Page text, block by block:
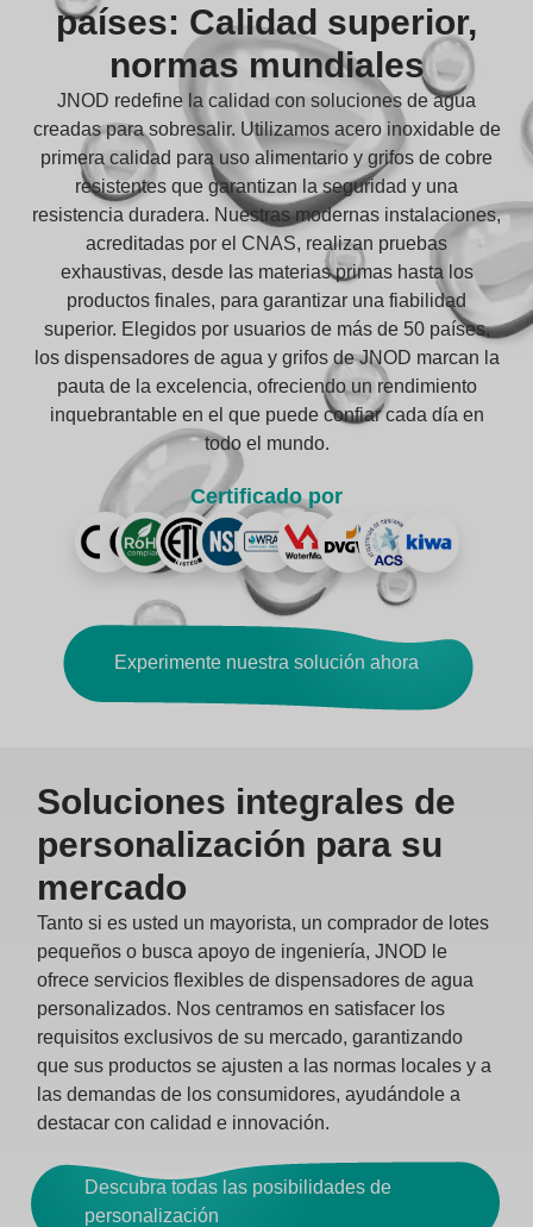
países: Calidad superior,
normas mundiales
JNOD redefine la calidad con soluciones de agua
creadas para sobresalir. Utilizamos acero inoxidable de
primera calidad para uso alimentario y grifos de cobre
resistentes que garantizan la seguridad y una
resistencia duradera. Nuestras modernas instalaciones,
acreditadas por el CNAS, realizan pruebas
exhaustivas, desde las materias primas hasta los
productos finales, para garantizar una fiabilidad
superior. Elegidos por usuarios de más de 50 países,
los dispensadores de agua y grifos de JNOD marcan la
pauta de la excelencia, ofreciendo un rendimiento
inquebrantable en el que puede confiar cada día en
todo el mundo.
Certificado por
Experimente nuestra solución ahora
Soluciones integrales de
personalización para su
mercado
Tanto si es usted un mayorista, un comprador de lotes
pequeños o busca apoyo de ingeniería, JNOD le
ofrece servicios flexibles de dispensadores de agua
personalizados. Nos centramos en satisfacer los
requisitos exclusivos de su mercado, garantizando
que sus productos se ajusten a las normas locales y a
las demandas de los consumidores, ayudándole a
destacar con calidad e innovación.
Descubra todas las posibilidades de
personalización